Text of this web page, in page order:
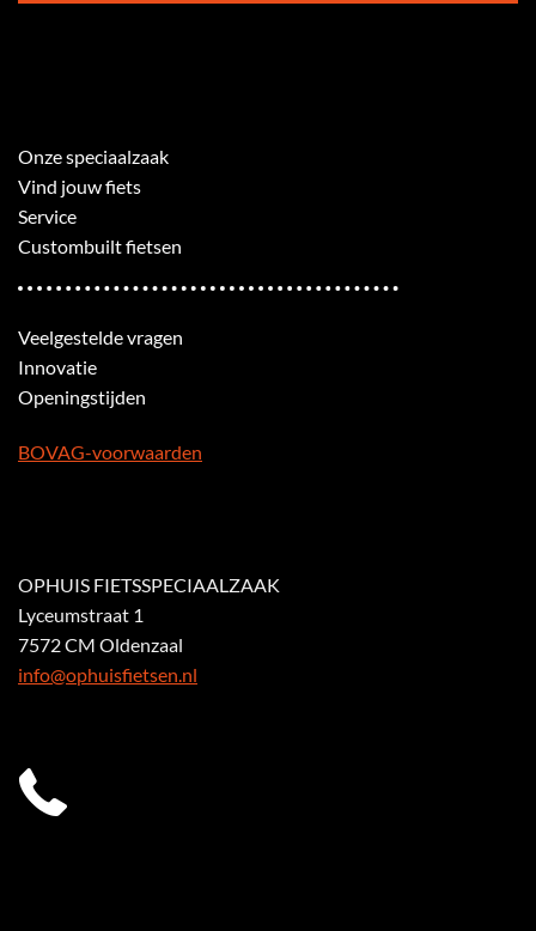
Onze speciaalzaak
Vind jouw fiets
Service
Custombuilt fietsen
Veelgestelde vragen
Innovatie
Openingstijden
BOVAG-voorwaarden
OPHUIS FIETSSPECIAALZAAK
Lyceumstraat 1
7572 CM Oldenzaal
info@ophuisfietsen.nl